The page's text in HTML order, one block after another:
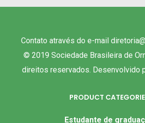
Contato através do e-mail
© 2019 Sociedade Brasileira de
direitos reservados. Desenvolvido
PRODUCT
Estudante de